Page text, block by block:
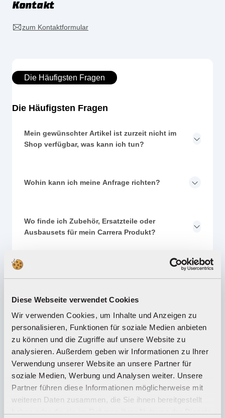
Diese Webseite verwendet Cookies
Wir verwenden Cookies, um Inhalte und Anzeigen zu
personalisieren, Funktionen für soziale Medien anbieten
zu können und die Zugriffe auf unsere Website zu
analysieren. Außerdem geben wir Informationen zu Ihrer
Verwendung unserer Website an unsere Partner für
soziale Medien, Werbung und Analysen weiter. Unsere
Partner führen diese Informationen möglicherweise mit
weiteren Daten zusammen, die Sie ihnen bereitgestellt
Kontakt
zum Kontaktformular
Die Häufigsten Fragen
Die Häufigsten Fragen
Mein gewünschter Artikel ist zurzeit nicht im
Shop verfügbar, was kann ich tun?
Wohin kann ich meine Anfrage richten?
Wo finde ich Zubehör, Ersatzteile oder
Ausbausets für mein Carrera Produkt?
Händler?
Wie kann ich Geschenkgutscheine kaufen und
einlösen?
Wie gelange ich zum Carrera Club?